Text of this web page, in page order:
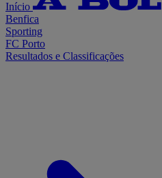
Início
Benfica
Sporting
FC Porto
Resultados e Classificações